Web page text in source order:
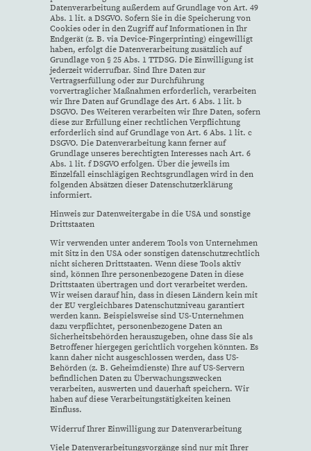
Datenverarbeitung außerdem auf Grundlage von Art. 49
Abs. 1 lit. a DSGVO. Sofern Sie in die Speicherung von
Cookies oder in den Zugriff auf Informationen in Ihr
Endgerät (z. B. via Device-Fingerprinting) eingewilligt
haben, erfolgt die Datenverarbeitung zusätzlich auf
Grundlage von § 25 Abs. 1 TTDSG. Die Einwilligung ist
jederzeit widerrufbar. Sind Ihre Daten zur
Vertragserfüllung oder zur Durchführung
vorvertraglicher Maßnahmen erforderlich, verarbeiten
wir Ihre Daten auf Grundlage des Art. 6 Abs. 1 lit. b
DSGVO. Des Weiteren verarbeiten wir Ihre Daten, sofern
diese zur Erfüllung einer rechtlichen Verpflichtung
erforderlich sind auf Grundlage von Art. 6 Abs. 1 lit. c
DSGVO. Die Datenverarbeitung kann ferner auf
Grundlage unseres berechtigten Interesses nach Art. 6
Abs. 1 lit. f DSGVO erfolgen. Über die jeweils im
Einzelfall einschlägigen Rechtsgrundlagen wird in den
folgenden Absätzen dieser Datenschutzerklärung
informiert.
Hinweis zur Datenweitergabe in die USA und sonstige
Drittstaaten
Wir verwenden unter anderem Tools von Unternehmen
mit Sitz in den USA oder sonstigen datenschutzrechtlich
nicht sicheren Drittstaaten. Wenn diese Tools aktiv
sind, können Ihre personenbezogene Daten in diese
Drittstaaten übertragen und dort verarbeitet werden.
Wir weisen darauf hin, dass in diesen Ländern kein mit
der EU vergleichbares Datenschutzniveau garantiert
werden kann. Beispielsweise sind US-Unternehmen
dazu verpflichtet, personenbezogene Daten an
Sicherheitsbehörden herauszugeben, ohne dass Sie als
Betroffener hiergegen gerichtlich vorgehen könnten. Es
kann daher nicht ausgeschlossen werden, dass US-
Behörden (z. B. Geheimdienste) Ihre auf US-Servern
befindlichen Daten zu Überwachungszwecken
verarbeiten, auswerten und dauerhaft speichern. Wir
haben auf diese Verarbeitungstätigkeiten keinen
Einfluss.
Widerruf Ihrer Einwilligung zur Datenverarbeitung
Viele Datenverarbeitungsvorgänge sind nur mit Ihrer